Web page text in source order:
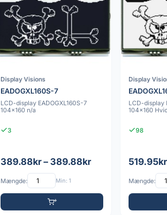
Display Visions
EADOGXL160S-7
LCD-display EADOGXL160S-7
104x160 n/a
3
389.88kr – 389.88kr
Mængde: Min: 1
Display
LCD-display
104x160
98
Mængde: